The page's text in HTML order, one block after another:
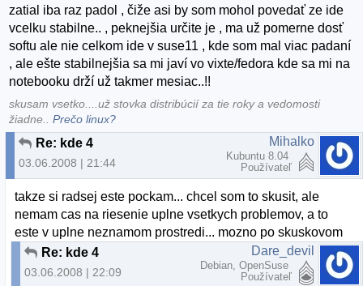
zatial iba raz padol , čiže asi by som mohol povedať ze ide
vcelku stabilne.. , peknejšia určite je , ma už pomerne dosť
softu ale nie celkom ide v suse11 , kde som mal viac padaní
, ale ešte stabilnejšia sa mi javí vo vixte/fedora kde sa mi na
notebooku drží už takmer mesiac..!!
skusam vsetko....už stovka distribúcií za tie roky a vedomosti
žiadne..Prečo linux?
Re: kde 4
03.06.2008 | 21:44
Mihalko
Kubuntu 8.04
Používateľ
takze si radsej este pockam... chcel som to skusit, ale
nemam cas na riesenie uplne vsetkych problemov, a to
este v uplne neznamom prostredi... mozno po skuskovom
Re: kde 4
03.06.2008 | 22:09
Dare_devil
Debian, OpenSuse
Používateľ